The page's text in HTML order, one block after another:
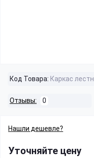
Код Товара: Каркас
Отзывы: 0
Нашли дешевле?
Уточняйте цену